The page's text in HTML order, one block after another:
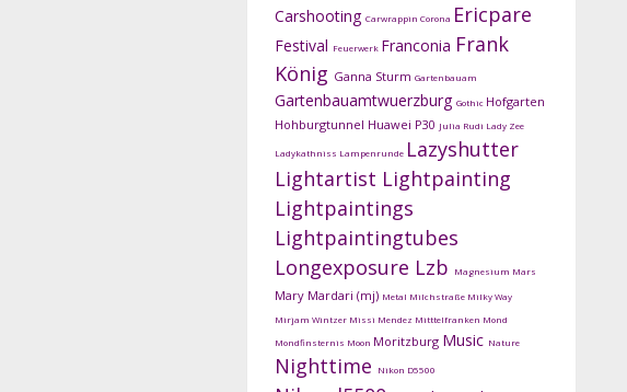
Carshooting Carwrappin Corona Ericpare
Festival Feuerwerk Franconia Frank
König Ganna Sturm Gartenbauam
Gartenbauamtwuerzburg Gothic Hofgarten
Hohburgtunnel Huawei P30 Julia Rudi Lady Zee
Ladykathniss Lampenrunde Lazyshutter
Lightartist Lightpainting
Lightpaintings
Lightpaintingtubes
Longexposure Lzb Magnesium Mars
Mary Mardari (mj) Metal Milchstraße Milky Way
Mirjam Wintzer Missi Mendez Mitttelfranken Mond
Mondfinsternis Moon Moritzburg Music Nature
Nighttime Nikon D5500